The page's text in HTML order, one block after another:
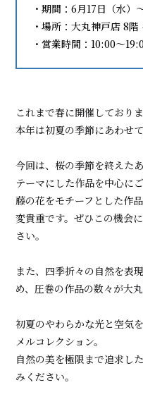
・期間：6月17日（水）
・場所：大丸神戸店 8
・営業時間：10:00～
これまで春に開催しており
本年は初夏の季節にあわせ
今回は、桜の季節を終えた
テーマにした作品を中心に
藤の花をモチーフとした作
変貴重です。ぜひこの機会
さい。
また、四季折々の自然を表
め、圧巻の作品の数々が大
初夏のやわらかな光と空気
メルコレクション。
自然の美を極限まで追求し
みください。